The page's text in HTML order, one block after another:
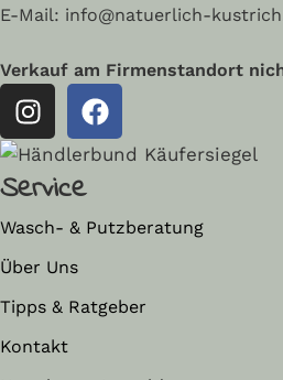
E-Mail: info@natuerlich-
Verkauf am Firmenstandort
Service
Wasch- & Putzberatung
Über Uns
Tipps & Ratgeber
Kontakt